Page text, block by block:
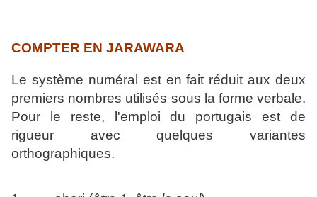
COMPTER EN JARAWARA
Le système numéral est en fait réduit aux deux
premiers nombres utilisés sous la forme verbale.
Pour le reste, l'emploi du portugais est de
rigueur avec quelques variantes
orthographiques.